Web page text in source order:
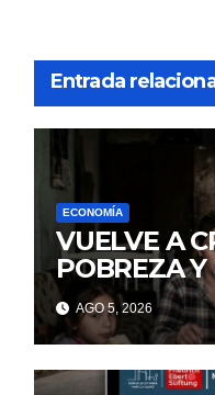
Entrada
ECONOMÍA
VUELVE A
POBREZA Y
MINTIENDO
AGO 5, 2026